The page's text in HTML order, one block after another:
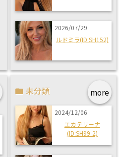
2026/07/29
ルドミラ(ID:SH152)
more
未分類
2024/12/06
エカテリーナ
(ID:SH99-2)